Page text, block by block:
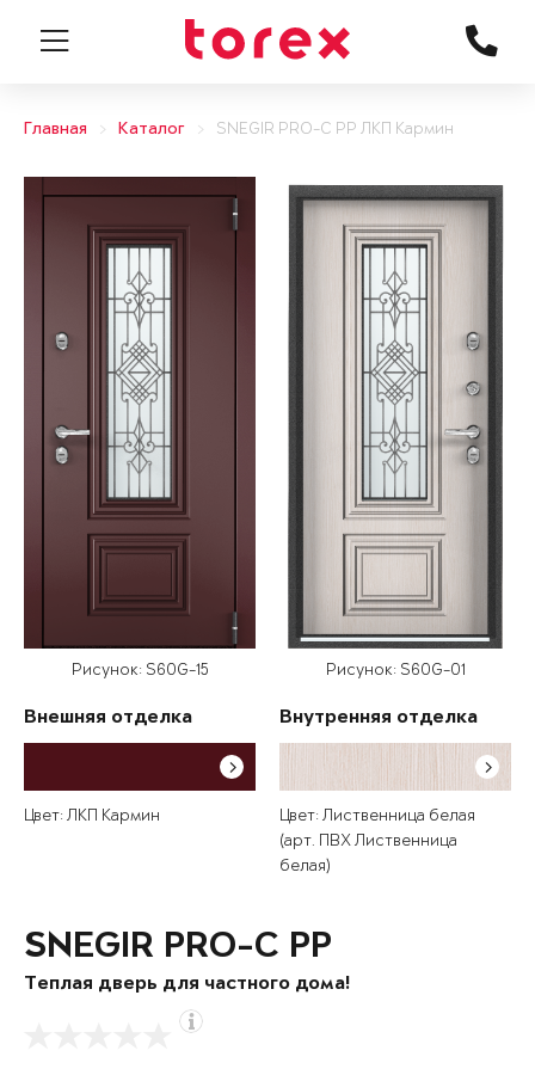
Главная Каталог SNEGIR PRO-C PP ЛКП Кармин
Рисунок: S60G-15
Внешняя отделка
Цвет: ЛКП Кармин
Рисунок: S60G-01
Внутренняя отделка
Цвет: Лиственница белая
(арт. ПВХ Лиственница
белая)
SNEGIR PRO-C PP
Теплая дверь для частного дома!